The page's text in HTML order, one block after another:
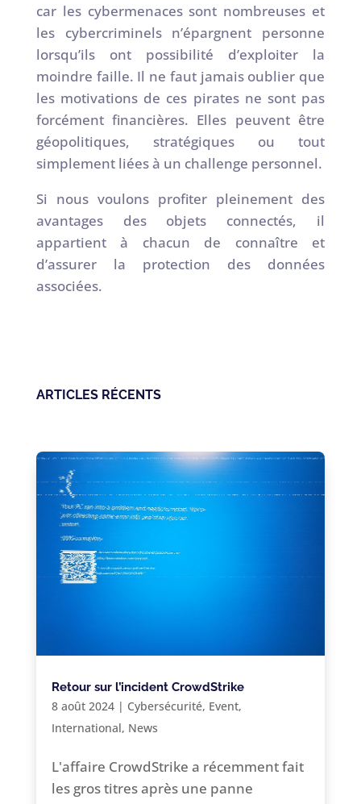
car les cybermenaces sont nombreuses et
les cybercriminels n’épargnent personne
lorsqu’ils ont possibilité d’exploiter la
moindre faille. Il ne faut jamais oublier que
les motivations de ces pirates ne sont pas
forcément financières. Elles peuvent être
géopolitiques, stratégiques ou tout
simplement liées à un challenge personnel.
Si nous voulons profiter pleinement des
avantages des objets connectés, il
appartient à chacun de connaître et
d’assurer la protection des données
associées.
ARTICLES RÉCENTS
Retour sur l’incident CrowdStrike
8 août 2024| Cybersécurité, Event,
International, News
L'affaire CrowdStrike a récemment fait
les gros titres après une panne